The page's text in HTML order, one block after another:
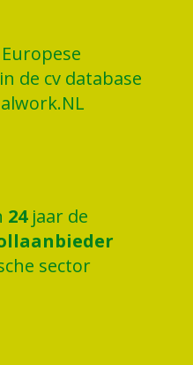
Europese
in de cv database
25 jaar de
sector